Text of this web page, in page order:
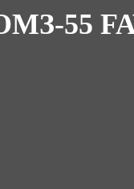
55